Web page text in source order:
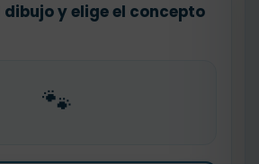
dibujo y elige el concepto
🐾